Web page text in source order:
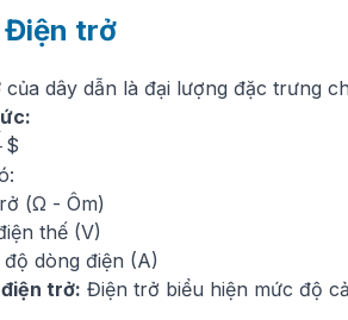
Điện trở
của dây dẫn là đại lượng đặc trưng
$
(Ω - Ôm)
thế (V)
dòng điện (A)
trở: Điện trở biểu hiện mức độ